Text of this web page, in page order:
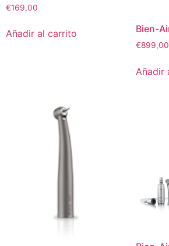
€169,00
Añadir al carrito Bien-
€899,00
Añadir